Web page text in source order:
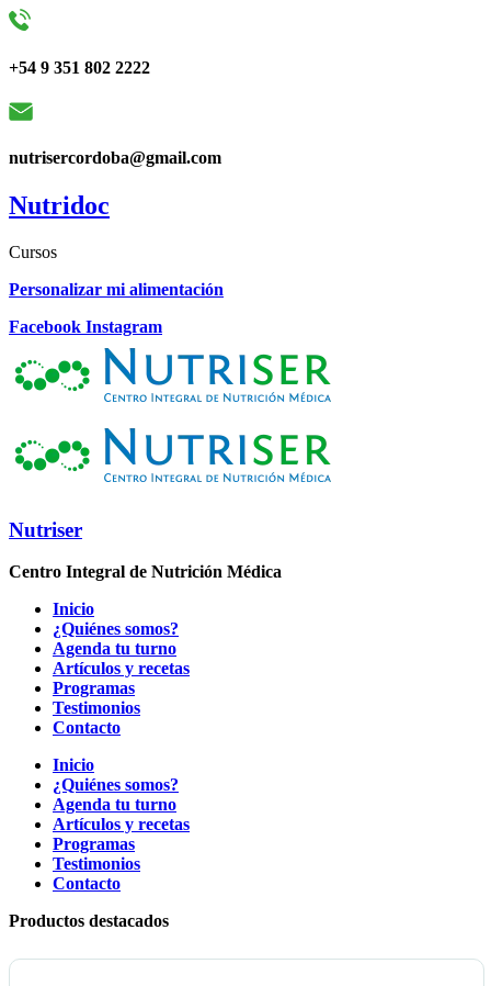
+54 9 351 802 2222
nutrisercordoba@gmail.com
Nutridoc
Cursos
Personalizar mi alimentación
Facebook Instagram
Nutriser
Centro Integral de Nutrición Médica
Inicio
¿Quiénes somos?
Agenda tu turno
Artículos y recetas
Programas
Testimonios
Contacto
Inicio
¿Quiénes somos?
Agenda tu turno
Artículos y recetas
Programas
Testimonios
Contacto
Productos destacados